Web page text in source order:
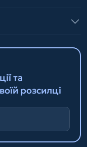
та
розсилці